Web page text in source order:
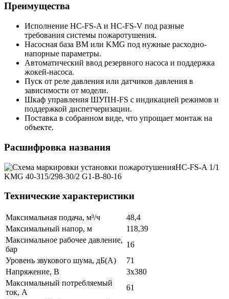
Преимущества
Исполнение HC-FS-A и HC-FS-V под разные
требования системы пожаротушения.
Насосная база BM или KMG под нужные расходно-
напорные параметры.
Автоматический ввод резервного насоса и поддержка
жокей-насоса.
Пуск от реле давления или датчиков давления в
зависимости от модели.
Шкаф управления ШУПН-FS с индикацией режимов и
поддержкой диспетчеризации.
Поставка в собранном виде, что упрощает монтаж на
объекте.
Расшифровка названия
Технические характеристики
Максимальная подача, м³/ч
48,4
Максимальный напор, м
118,39
Максимальное рабочее давление,
бар
16
Уровень звукового шума, дБ(А)
71
Напряжение, В
3x380
Максимальный потребляемый
ток, А
61